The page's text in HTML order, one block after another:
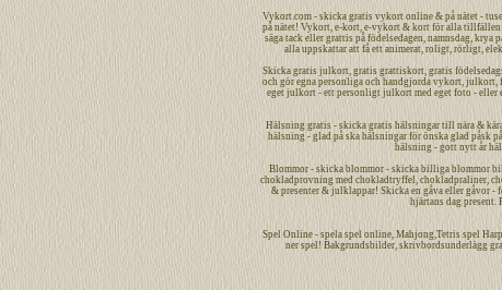
Vykort.com- skicka gratis vykort online& på nätet-
på nätet! Vykort, e-kort, e-vykort & kort för alla tillfällen
säga tackeller grattispå födelsedagen, namnsdag, krya
alla uppskattar att få ett animerat, roligt, rörligt,
Skicka gratis julkort, gratis grattiskort, gratis
och gör egna personliga och handgjorda vykort, julkort,
eget julkort - ett personligt julkort med eget foto - eller
Hälsning gratis - skicka gratis hälsningar till nära &
hälsning - glad på ska hälsningar för önska glad påsk
hälsning - gott nytt år
Blommor - skicka blommor - skicka billiga blommor
chokladprovning med chokladtryffel, chokladpraliner,
& presenter & julklappar! Skicka en gåva eller gåvor -
hjärtans dag
Spel Online - spela spel online, Mahjong,Tetris spel
ner spel! Bakgrundsbilder, skrivbordsunderlägg